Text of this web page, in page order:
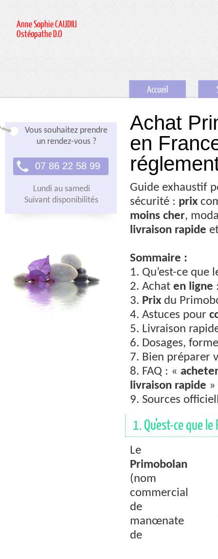
Anne Sophie CAUDIU
Ostéopathe D.O
Accueil
Vous souhaitez prendre
un rendez-vous ?
07 86 22 58 99
Lundi au samedi
Suivant disponibilités
Achat
en
Guide exhaustif
sécurité : prix
moins cher,
livraison rapide
Sommaire :
1. Qu’est-ce que
2. Achat en ligne
3. Prix du
4. Astuces pour
5. Livraison
6. Dosages,
7. Bien préparer
8. FAQ : «
livraison rapide »
9. Sources
1. Qu’est-ce que
Le
Primobolan
(nom
commercial
de
manœnate
de